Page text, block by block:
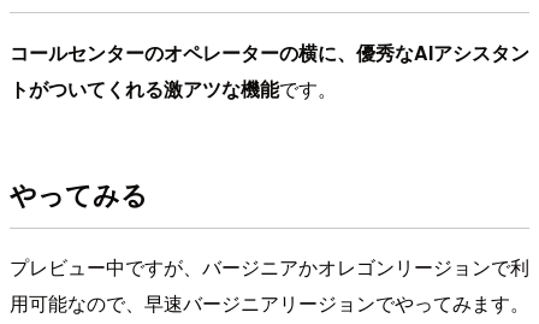
コールセンターのオペレーターの横に、優秀なAIアシスタン
トがついてくれる激アツな機能です。
やってみる
プレビュー中ですが、バージニアかオレゴンリージョンで利
用可能なので、早速バージニアリージョンでやってみます。